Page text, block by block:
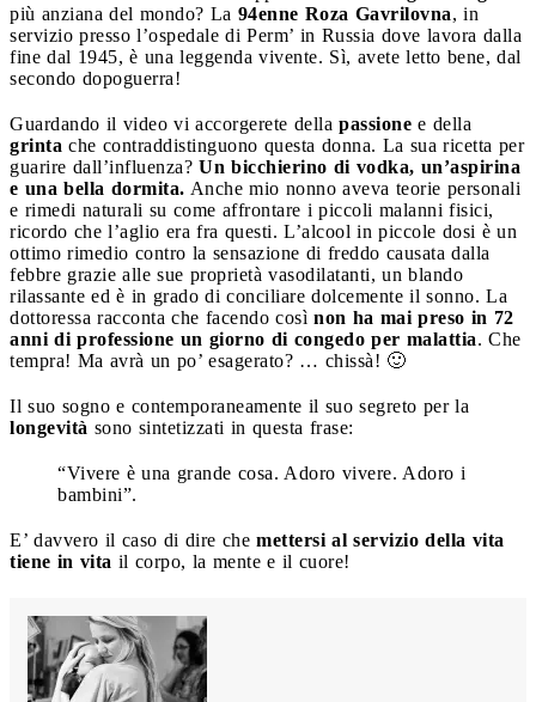
più anziana del mondo? La 94enne Roza Gavrilovna, in
servizio presso l’ospedale di Perm’ in Russia dove lavora dalla
fine dal 1945, è una leggenda vivente. Sì, avete letto bene, dal
secondo dopoguerra!
Guardando il video vi accorgerete della passione e della
grinta che contraddistinguono questa donna. La sua ricetta per
guarire dall’influenza? Un bicchierino di vodka, un’aspirina
e una bella dormita. Anche mio nonno aveva teorie personali
e rimedi naturali su come affrontare i piccoli malanni fisici,
ricordo che l’aglio era fra questi. L’alcool in piccole dosi è un
ottimo rimedio contro la sensazione di freddo causata dalla
febbre grazie alle sue proprietà vasodilatanti, un blando
rilassante ed è in grado di conciliare dolcemente il sonno. La
dottoressa racconta che facendo così non ha mai preso in 72
anni di professione un giorno di congedo per malattia. Che
tempra! Ma avrà un po’ esagerato? … chissà! 🙂
Il suo sogno e contemporaneamente il suo segreto per la
longevità sono sintetizzati in questa frase:
“Vivere è una grande cosa. Adoro vivere. Adoro i
bambini”.
E’ davvero il caso di dire che mettersi al servizio della vita
tiene in vita il corpo, la mente e il cuore!